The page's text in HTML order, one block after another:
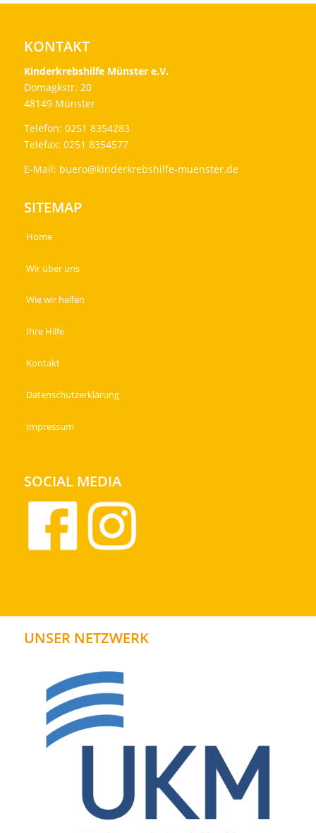
KONTAKT
Kinderkrebshilfe Münster e.V.
Domagkstr. 20
48149 Münster
Telefon: 0251 8354283
Telefax: 0251 8354577
E-Mail: buero@kinderkrebshilfe-muenster.de
SITEMAP
Home
Wir über uns
Wie wir helfen
Ihre Hilfe
Kontakt
Datenschutzerklärung
Impressum
SOCIAL MEDIA
UNSER NETZWERK